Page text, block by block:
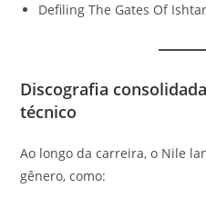
Defiling The Gates Of Ishtar
Discografia
técnico
Ao longo da carreira, o Nile
gênero, como: